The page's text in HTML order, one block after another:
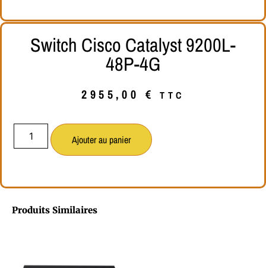
Switch Cisco Catalyst 9200L-
48P-4G
2955,00 € TTC
Ajouter au panier
Produits Similaires